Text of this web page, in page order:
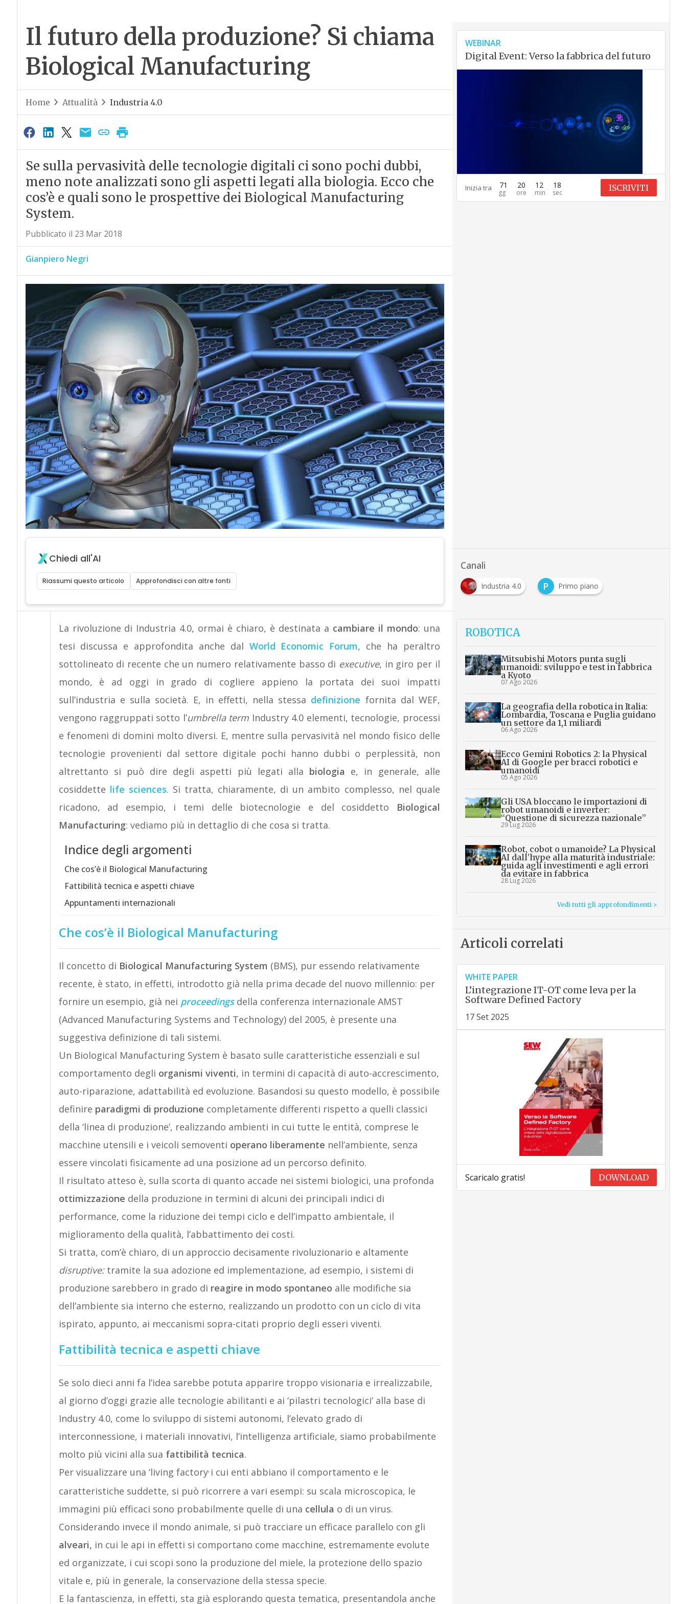
Il futuro della produzione? Si chiama
Biological Manufacturing
Home Attualità Industria 4.0
Se sulla pervasività delle tecnologie digitali ci sono pochi dubbi,
meno note analizzati sono gli aspetti legati alla biologia. Ecco che
cos’è e quali sono le prospettive dei Biological Manufacturing
System.
Pubblicato il 23 Mar 2018
Gianpiero Negri
Chiedi all'AI
Riassumi questo articolo Approfondisci con altre fonti
La rivoluzione di Industria 4.0, ormai è chiaro, è destinata a cambiare il mondo: una
tesi discussa e approfondita anche dal World Economic Forum, che ha peraltro
sottolineato di recente che un numero relativamente basso di executive, in giro per il
mondo, è ad oggi in grado di cogliere appieno la portata dei suoi impatti
sull’industria e sulla società. E, in effetti, nella stessa definizione fornita dal WEF,
vengono raggruppati sotto l’umbrella term Industry 4.0 elementi, tecnologie, processi
e fenomeni di domini molto diversi. E, mentre sulla pervasività nel mondo fisico delle
tecnologie provenienti dal settore digitale pochi hanno dubbi o perplessità, non
altrettanto si può dire degli aspetti più legati alla biologia e, in generale, alle
cosiddette life sciences. Si tratta, chiaramente, di un ambito complesso, nel quale
ricadono, ad esempio, i temi delle biotecnologie e del cosiddetto Biological
Manufacturing: vediamo più in dettaglio di che cosa si tratta.
Indice degli argomenti
Che cos’è il Biological Manufacturing
Fattibilità tecnica e aspetti chiave
Appuntamenti internazionali
Che cos’è il Biological Manufacturing
Il concetto di Biological Manufacturing System (BMS), pur essendo relativamente
recente, è stato, in effetti, introdotto già nella prima decade del nuovo millennio: per
fornire un esempio, già nei proceedingsdella conferenza internazionale AMST
(Advanced Manufacturing Systems and Technology) del 2005, è presente una
suggestiva definizione di tali sistemi.
Un Biological Manufacturing System è basato sulle caratteristiche essenziali e sul
comportamento degli organismi viventi, in termini di capacità di auto-accrescimento,
auto-riparazione, adattabilità ed evoluzione. Basandosi su questo modello, è possibile
definire paradigmi di produzione completamente differenti rispetto a quelli classici
della ‘linea di produzione’, realizzando ambienti in cui tutte le entità, comprese le
macchine utensili e i veicoli semoventi operano liberamente nell’ambiente, senza
essere vincolati fisicamente ad una posizione ad un percorso definito.
Il risultato atteso è, sulla scorta di quanto accade nei sistemi biologici, una profonda
ottimizzazione della produzione in termini di alcuni dei principali indici di
performance, come la riduzione dei tempi ciclo e dell’impatto ambientale, il
miglioramento della qualità, l’abbattimento dei costi.
Si tratta, com’è chiaro, di un approccio decisamente rivoluzionario e altamente
disruptive:tramite la sua adozione ed implementazione, ad esempio, i sistemi di
produzione sarebbero in grado di reagire in modo spontaneo alle modifiche sia
dell’ambiente sia interno che esterno, realizzando un prodotto con un ciclo di vita
ispirato, appunto, ai meccanismi sopra-citati proprio degli esseri viventi.
Fattibilità tecnica e aspetti chiave
Se solo dieci anni fa l’idea sarebbe potuta apparire troppo visionaria e irrealizzabile,
al giorno d’oggi grazie alle tecnologie abilitanti e ai ‘pilastri tecnologici’ alla base di
Industry 4.0, come lo sviluppo di sistemi autonomi, l’elevato grado di
interconnessione, i materiali innovativi, l’intelligenza artificiale, siamo probabilmente
molto più vicini alla sua fattibilità tecnica.
Per visualizzare una ‘living factory‘ i cui enti abbiano il comportamento e le
caratteristiche suddette, si può ricorrere a vari esempi: su scala microscopica, le
immagini più efficaci sono probabilmente quelle di una cellula o di un virus.
Considerando invece il mondo animale, si può tracciare un efficace parallelo con gli
alveari, in cui le api in effetti si comportano come macchine, estremamente evolute
ed organizzate, i cui scopi sono la produzione del miele, la protezione dello spazio
vitale e, più in generale, la conservazione della stessa specie.
E la fantascienza, in effetti, sta già esplorando questa tematica, presentandola anche
WEBINAR
Digital Event: Verso la fabbrica del futuro
Inizia tra 71 20 12 17 ISCRIVITI
Canali
Industria 4.0 P
Primo piano
ROBOTICA
Mitsubishi Motors punta sugli
umanoidi: sviluppo e test in fabbrica
a Kyoto
07 Ago 2026
La geografia della robotica in Italia:
Lombardia, Toscana e Puglia guidano
un settore da 1,1 miliardi
06 Ago 2026
Ecco Gemini Robotics 2: la Physical
AI di Google per bracci robotici e
umanoidi
05 Ago 2026
Gli USA bloccano le importazioni di
robot umanoidi e inverter:
“Questione di sicurezza nazionale”
29 Lug 2026
Robot, cobot o umanoide? La Physical
AI dall’hype alla maturità industriale:
guida agli investimenti e agli errori
da evitare in fabbrica
28 Lug 2026
Vedi tutti gli approfondimenti >
Articoli correlati
WHITE PAPER
L’integrazione IT-OT come leva per la
Software Defined Factory
17 Set 2025
Scaricalo gratis! DOWNLOAD